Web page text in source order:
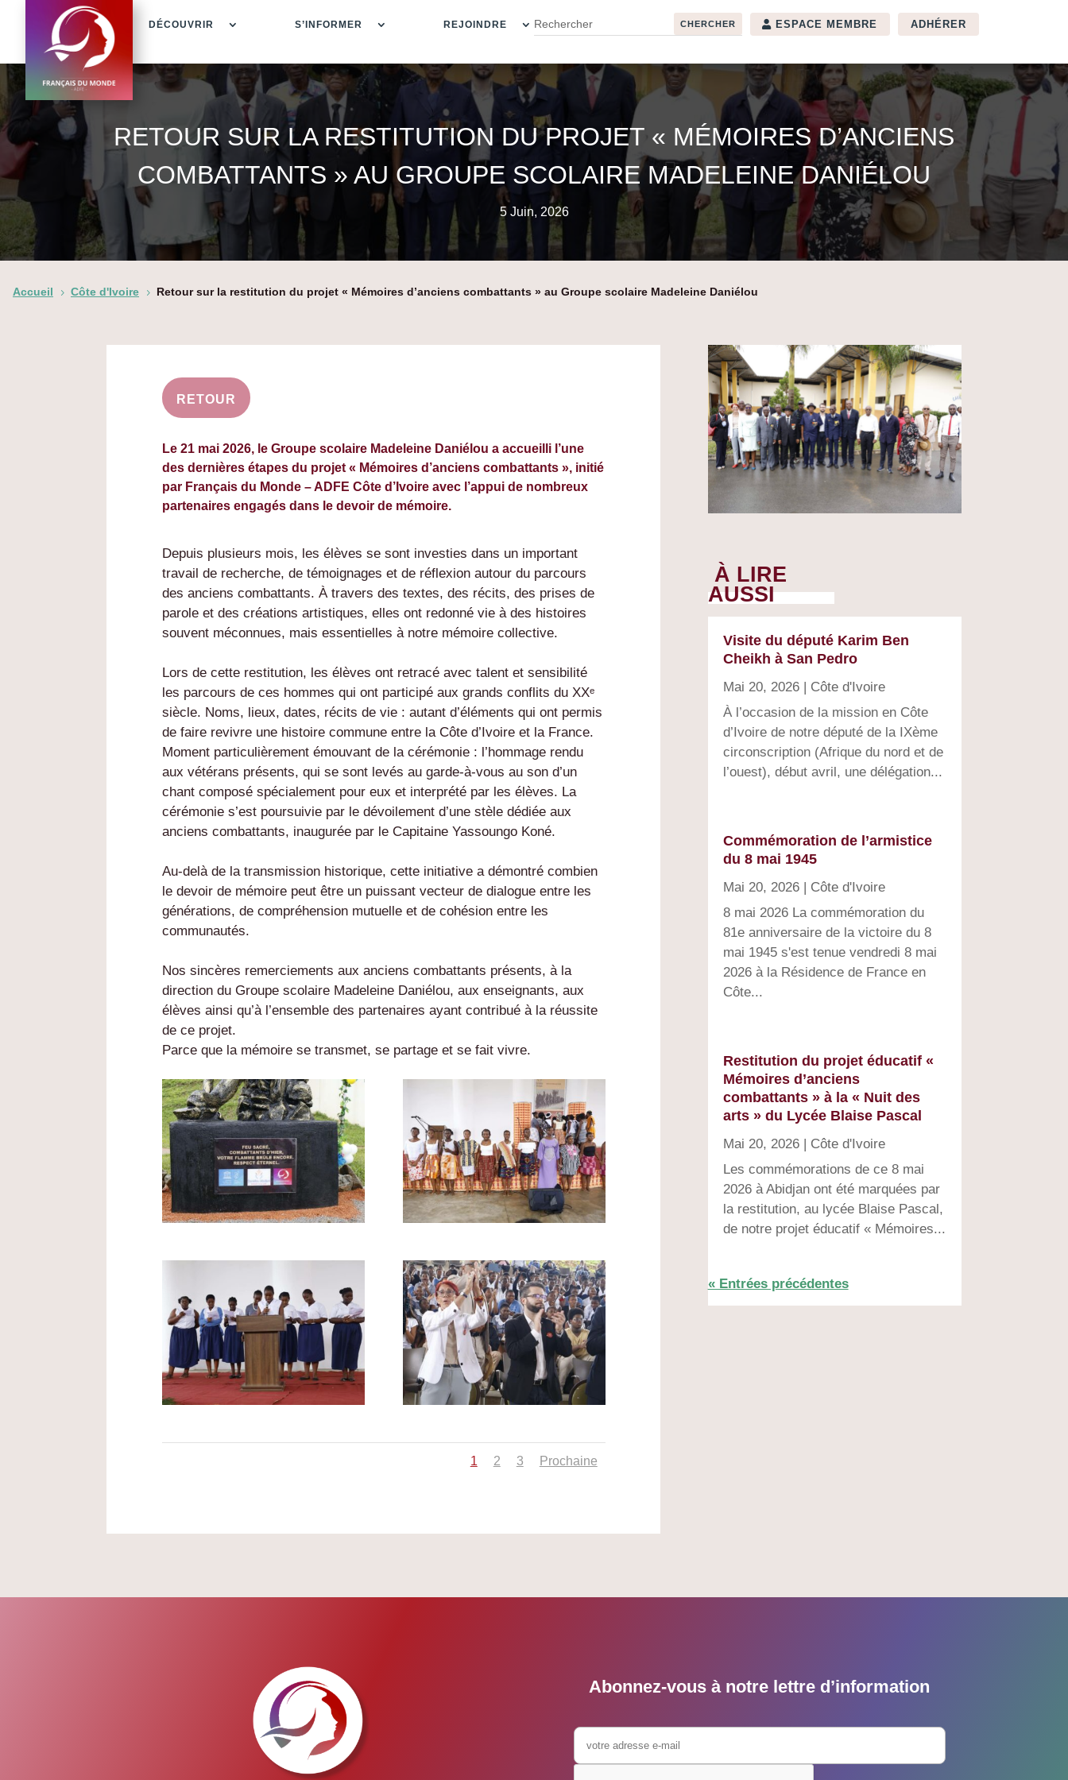
DÉCOUVRIR S’INFORMER REJOINDRE ESPACE MEMBRE ADHÉRER
RETOUR SUR LA RESTITUTION DU PROJET « MÉMOIRES D’ANCIENS
COMBATTANTS » AU GROUPE SCOLAIRE MADELEINE DANIÉLOU
5 Juin, 2026
Accueil 5 Côte d'Ivoire 5 Retour sur la restitution du projet « Mémoires d’anciens combattants » au Groupe scolaire Madeleine Daniélou
RETOUR
Le 21 mai 2026, le Groupe scolaire Madeleine Daniélou a accueilli l’une
des dernières étapes du projet « Mémoires d’anciens combattants », initié
par Français du Monde – ADFE Côte d’Ivoire avec l’appui de nombreux
partenaires engagés dans le devoir de mémoire.
Depuis plusieurs mois, les élèves se sont investies dans un important
travail de recherche, de témoignages et de réflexion autour du parcours
des anciens combattants. À travers des textes, des récits, des prises de
parole et des créations artistiques, elles ont redonné vie à des histoires
souvent méconnues, mais essentielles à notre mémoire collective.
Lors de cette restitution, les élèves ont retracé avec talent et sensibilité
les parcours de ces hommes qui ont participé aux grands conflits du XXᵉ
siècle. Noms, lieux, dates, récits de vie : autant d’éléments qui ont permis
de faire revivre une histoire commune entre la Côte d’Ivoire et la France.
Moment particulièrement émouvant de la cérémonie : l’hommage rendu
aux vétérans présents, qui se sont levés au garde-à-vous au son d’un
chant composé spécialement pour eux et interprété par les élèves. La
cérémonie s’est poursuivie par le dévoilement d’une stèle dédiée aux
anciens combattants, inaugurée par le Capitaine Yassoungo Koné.
Au-delà de la transmission historique, cette initiative a démontré combien
le devoir de mémoire peut être un puissant vecteur de dialogue entre les
générations, de compréhension mutuelle et de cohésion entre les
communautés.
Nos sincères remerciements aux anciens combattants présents, à la
direction du Groupe scolaire Madeleine Daniélou, aux enseignants, aux
élèves ainsi qu’à l’ensemble des partenaires ayant contribué à la réussite
de ce projet.
Parce que la mémoire se transmet, se partage et se fait vivre.
1 2 3 Prochaine
À LIRE
AUSSI
Visite du député Karim Ben
Cheikh à San Pedro
Mai 20, 2026| Côte d'Ivoire
À l’occasion de la mission en Côte
d’Ivoire de notre député de la IXème
circonscription (Afrique du nord et de
l’ouest), début avril, une délégation...
Commémoration de l’armistice
du 8 mai 1945
Mai 20, 2026| Côte d'Ivoire
8 mai 2026 La commémoration du
81e anniversaire de la victoire du 8
mai 1945 s'est tenue vendredi 8 mai
2026 à la Résidence de France en
Côte...
Restitution du projet éducatif «
Mémoires d’anciens
combattants » à la « Nuit des
arts » du Lycée Blaise Pascal
Mai 20, 2026| Côte d'Ivoire
Les commémorations de ce 8 mai
2026 à Abidjan ont été marquées par
la restitution, au lycée Blaise Pascal,
de notre projet éducatif « Mémoires...
« Entrées précédentes
Abonnez-vous à notre lettre d’information